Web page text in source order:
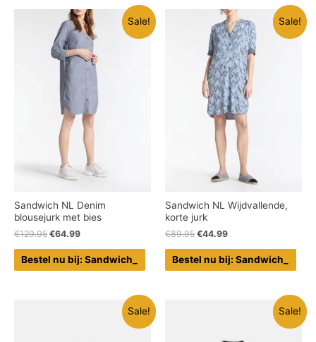
Sale!
Sandwich NL Denim
blousejurk met bies
€129.95 €64.99
Bestel nu bij: Sandwich_
Sale!
Sandwich NL Wijdvallende,
korte jurk
€89.95 €44.99
Bestel nu bij: Sandwich_
Sale! Sale!